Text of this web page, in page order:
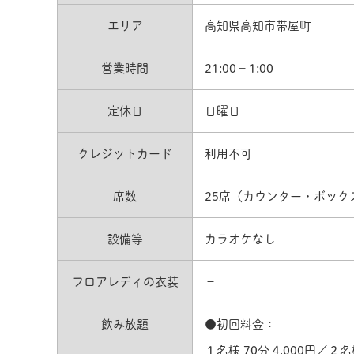
エリア 高知県高知市帯屋町
営業時間 21:00 – 1:00
定休日 日曜日
クレジットカード 利用不可
席数 25席（カウンター・ボック
設備等 カラオケなし
フロアレディの衣装 −
飲み放題 ●初回料金：
１名様 70分 4,000円／２